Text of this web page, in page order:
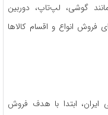
گوشی، لپ‌تاپ، دوربین
فروش انواع و اقسام کالاها
ایران، ابتدا با هدف فروش